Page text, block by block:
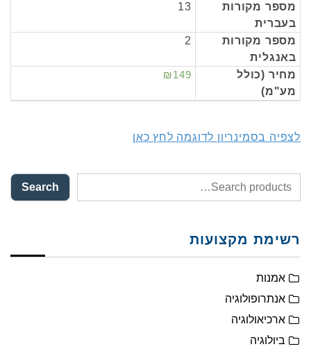
מספר מקורות
בעברית
13
מספר מקורות
באנגלית
2
מחיר (כולל
מע"מ)
₪149
לצפיה בסמינריון לדוגמה לחץ כאן
Search
רשימת מקצועות
אמנות
אנתרופולוגיה
ארכיאולוגיה
ביולוגיה